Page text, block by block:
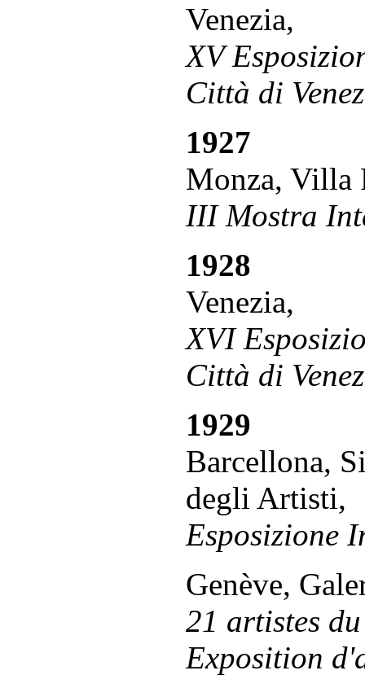
Venezia,
XV
Città di
1927
Monza, Villa
III Mostra
1928
Venezia,
XVI
Città di
1929
Barcellona,
degli Artisti,
Esposizione
Genève,
21 artistes
Exposition